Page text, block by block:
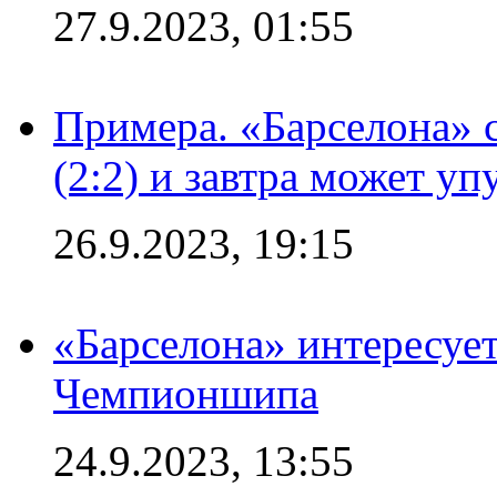
27.9.2023, 01:55
Примера. «Барселона»
(2:2) и завтра может
26.9.2023, 19:15
«Барселона»
Чемпионшипа
24.9.2023, 13:55